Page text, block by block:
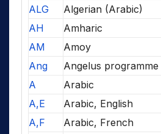
ALG
Algerian (Arabic)
AH
Amharic
AM
Amoy
Ang
Angelus
A
Arabic
A,E
Arabic, English
A,F
Arabic, French